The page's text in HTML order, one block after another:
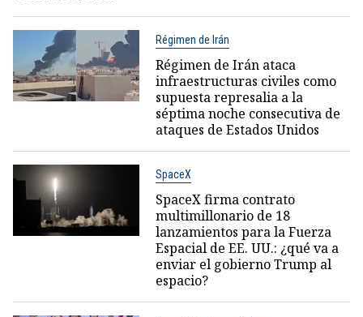
Régimen de Irán
Régimen de Irán ataca
infraestructuras civiles como
supuesta represalia a la
séptima noche consecutiva de
ataques de Estados Unidos
SpaceX
SpaceX firma contrato
multimillonario de 18
lanzamientos para la Fuerza
Espacial de EE. UU.: ¿qué va a
enviar el gobierno Trump al
espacio?